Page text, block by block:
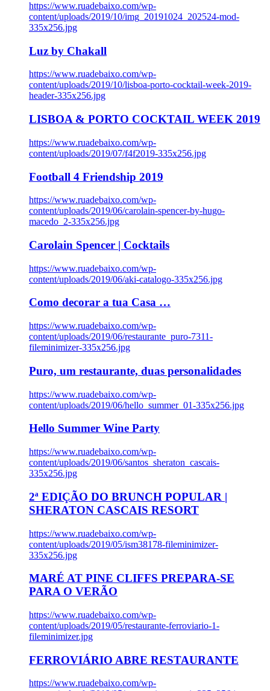
https://www.ruadebaixo.com/wp-
content/uploads/2019/10/img_20191024_202524-mod-
335x256.jpg
Luz by Chakall
https://www.ruadebaixo.com/wp-
content/uploads/2019/10/lisboa-porto-cocktail-week-2019-
header-335x256.jpg
LISBOA & PORTO COCKTAIL WEEK 2019
https://www.ruadebaixo.com/wp-
content/uploads/2019/07/f4f2019-335x256.jpg
Football 4 Friendship 2019
https://www.ruadebaixo.com/wp-
content/uploads/2019/06/carolain-spencer-by-hugo-
macedo_2-335x256.jpg
Carolain Spencer | Cocktails
https://www.ruadebaixo.com/wp-
content/uploads/2019/06/aki-catalogo-335x256.jpg
Como decorar a tua Casa …
https://www.ruadebaixo.com/wp-
content/uploads/2019/06/restaurante_puro-7311-
fileminimizer-335x256.jpg
Puro, um restaurante, duas personalidades
https://www.ruadebaixo.com/wp-
content/uploads/2019/06/hello_summer_01-335x256.jpg
Hello Summer Wine Party
https://www.ruadebaixo.com/wp-
content/uploads/2019/06/santos_sheraton_cascais-
335x256.jpg
2ª EDIÇÃO DO BRUNCH POPULAR |
SHERATON CASCAIS RESORT
https://www.ruadebaixo.com/wp-
content/uploads/2019/05/ism38178-fileminimizer-
335x256.jpg
MARÉ AT PINE CLIFFS PREPARA-SE
PARA O VERÃO
https://www.ruadebaixo.com/wp-
content/uploads/2019/05/restaurante-ferroviario-1-
fileminimizer.jpg
FERROVIÁRIO ABRE RESTAURANTE
https://www.ruadebaixo.com/wp-